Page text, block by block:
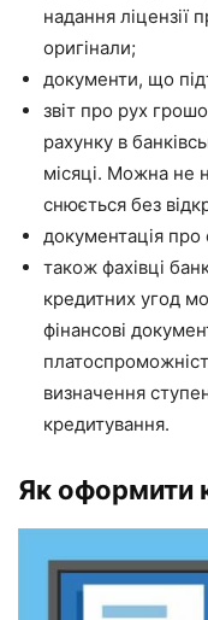
надання ліцензії
оригінали;
документи, що
звіт про рух
рахунку в
місяці. Можна не
снюється без
документація про
також фахівці
кредитних угод
фінансові
визначення
кредитування.
Як оформити